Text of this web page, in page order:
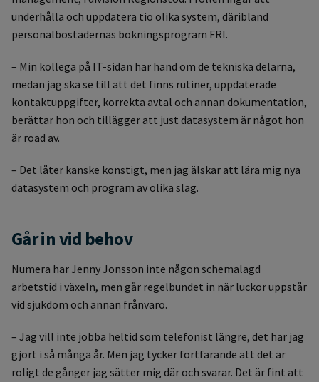
underhålla och uppdatera tio olika system, däribland
personalbostädernas bokningsprogram FRI.
– Min kollega på IT-sidan har hand om de tekniska delarna,
medan jag ska se till att det finns rutiner, uppdaterade
kontaktuppgifter, korrekta avtal och annan dokumentation,
berättar hon och tillägger att just datasystem är något hon
är road av.
– Det låter kanske konstigt, men jag älskar att lära mig nya
datasystem och program av olika slag.
Går in vid behov
Numera har Jenny Jonsson inte någon schemalagd
arbetstid i växeln, men går regelbundet in när luckor uppstår
vid sjukdom och annan frånvaro.
– Jag vill inte jobba heltid som telefonist längre, det har jag
gjort i så många år. Men jag tycker fortfarande att det är
roligt de gånger jag sätter mig där och svarar. Det är fint att